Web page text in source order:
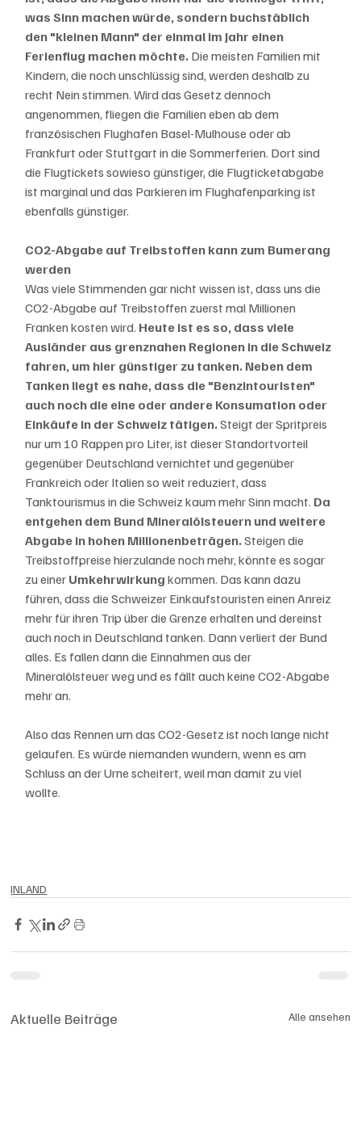
was Sinn machen würde, sondern buchstäblich
den "kleinen Mann" der einmal im Jahr einen
Ferienflug machen möchte. Die meisten Familien mit
Kindern, die noch unschlüssig sind, werden deshalb zu
recht Nein stimmen. Wird das Gesetz dennoch
angenommen, fliegen die Familien eben ab dem
französischen Flughafen Basel-Mulhouse oder ab
Frankfurt oder Stuttgart in die Sommerferien. Dort sind
die Flugtickets sowieso günstiger, die Flugticketabgabe
ist marginal und das Parkieren im Flughafenparking ist
ebenfalls günstiger.
CO2-Abgabe auf Treibstoffen kann zum Bumerang
werden
Was viele Stimmenden gar nicht wissen ist, dass uns die
CO2-Abgabe auf Treibstoffen zuerst mal Millionen
Franken kosten wird. Heute ist es so, dass viele
Ausländer aus grenznahen Regionen in die Schweiz
fahren, um hier günstiger zu tanken. Neben dem
Tanken liegt es nahe, dass die "Benzintouristen"
auch noch die eine oder andere Konsumation oder
Einkäufe in der Schweiz tätigen. Steigt der Spritpreis
nur um 10 Rappen pro Liter, ist dieser Standortvorteil
gegenüber Deutschland vernichtet und gegenüber
Frankreich oder Italien so weit reduziert, dass
Tanktourismus in die Schweiz kaum mehr Sinn macht. Da
entgehen dem Bund Mineralölsteuern und weitere
Abgabe in hohen Millionenbeträgen. Steigen die
Treibstoffpreise hierzulande noch mehr, könnte es sogar
zu einer Umkehrwirkung kommen. Das kann dazu
führen, dass die Schweizer Einkaufstouristen einen Anreiz
mehr für ihren Trip über die Grenze erhalten und dereinst
auch noch in Deutschland tanken. Dann verliert der Bund
alles. Es fallen dann die Einnahmen aus der
Mineralölsteuer weg und es fällt auch keine CO2-Abgabe
mehr an.
Also das Rennen um das CO2-Gesetz ist noch lange nicht
gelaufen. Es würde niemanden wundern, wenn es am
Schluss an der Urne scheitert, weil man damit zu viel
wollte.
INLAND
Aktuelle Beiträge Alle ansehen